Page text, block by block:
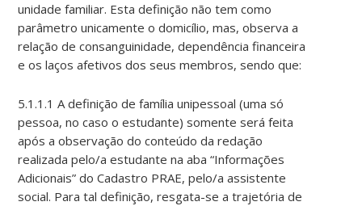
unidade familiar. Esta definição não tem como
parâmetro unicamente o domicílio, mas, observa a
relação de consanguinidade, dependência financeira
e os laços afetivos dos seus membros, sendo que:
5.1.1.1 A definição de família unipessoal (uma só
pessoa, no caso o estudante) somente será feita
após a observação do conteúdo da redação
realizada pelo/a estudante na aba “Informações
Adicionais” do Cadastro PRAE, pelo/a assistente
social. Para tal definição, resgata-se a trajetória de